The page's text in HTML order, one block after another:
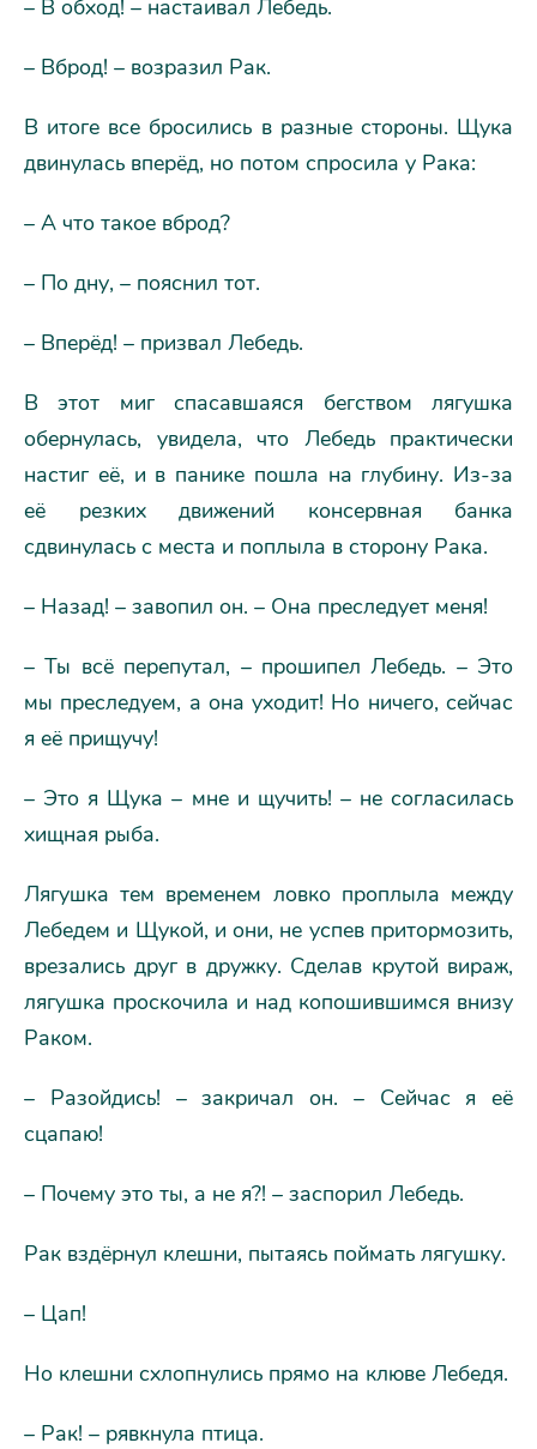
– В обход! – настаивал Лебедь.
– Вброд! – возразил Рак.
В итоге все бросились в разные стороны. Щука
двинулась вперёд, но потом спросила у Рака:
– А что такое вброд?
– По дну, – пояснил тот.
– Вперёд! – призвал Лебедь.
В этот миг спасавшаяся бегством лягушка
обернулась, увидела, что Лебедь практически
настиг её, и в панике пошла на глубину. Из-за
её резких движений консервная банка
сдвинулась с места и поплыла в сторону Рака.
– Назад! – завопил он. – Она преследует меня!
– Ты всё перепутал, – прошипел Лебедь. – Это
мы преследуем, а она уходит! Но ничего, сейчас
я её прищучу!
– Это я Щука – мне и щучить! – не согласилась
хищная рыба.
Лягушка тем временем ловко проплыла между
Лебедем и Щукой, и они, не успев притормозить,
врезались друг в дружку. Сделав крутой вираж,
лягушка проскочила и над копошившимся внизу
Раком.
– Разойдись! – закричал он. – Сейчас я её
сцапаю!
– Почему это ты, а не я?! – заспорил Лебедь.
Рак вздёрнул клешни, пытаясь поймать лягушку.
– Цап!
Но клешни схлопнулись прямо на клюве Лебедя.
– Рак! – рявкнула птица.